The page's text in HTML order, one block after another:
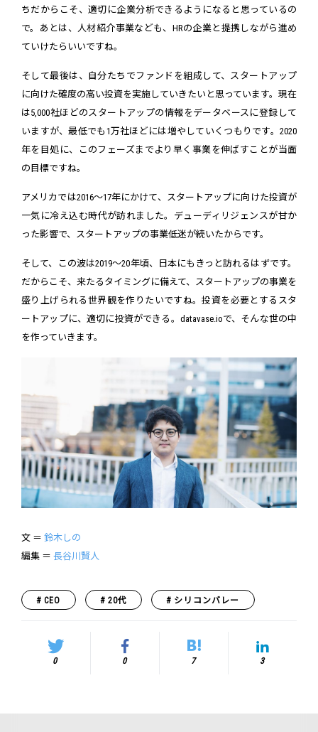
ちだからこそ、適切に企業分析できるようになると思っているの
で。あとは、人材紹介事業なども、HRの企業と提携しながら進め
ていけたらいいですね。
そして最後は、自分たちでファンドを組成して、スタートアップ
に向けた確度の高い投資を実施していきたいと思っています。現在
は5,000社ほどのスタートアップの情報をデータベースに登録して
いますが、最低でも1万社ほどには増やしていくつもりです。2020
年を目処に、このフェーズまでより早く事業を伸ばすことが当面
の目標ですね。
アメリカでは2016〜17年にかけて、スタートアップに向けた投資が
一気に冷え込む時代が訪れました。デューディリジェンスが甘か
った影響で、スタートアップの事業低迷が続いたからです。
そして、この波は2019〜20年頃、日本にもきっと訪れるはずです。
だからこそ、来たるタイミングに備えて、スタートアップの事業を
盛り上げられる世界観を作りたいですね。投資を必要とするスタ
ートアップに、適切に投資ができる。datavase.ioで、そんな世の中
を作っていきます。
文 ＝ 鈴木しの
編集 ＝ 長谷川賢人
CEO 20代 シリコンバレー
0 0 7 3